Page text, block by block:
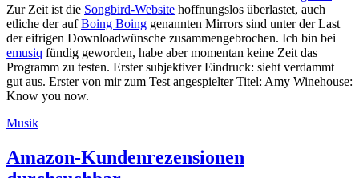
Zur Zeit ist die Songbird-Website hoffnungslos überlastet, auch
etliche der aufBoing Boing genannten Mirrors sind unter der Last
der eifrigen Downloadwünsche zusammengebrochen. Ich bin bei
emusiq fündig geworden, habe aber momentan keine Zeit das
Programm zu testen. Erster subjektiver Eindruck: sieht verdammt
gut aus. Erster von mir zum Test angespielter Titel: Amy Winehouse:
Know you now.
Musik
Amazon-Kundenrezensionen